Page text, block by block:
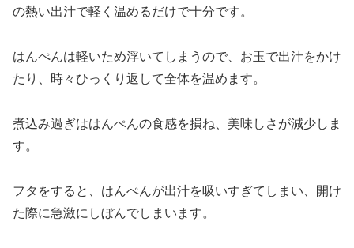
の熱い出汁で軽く温めるだけで十分です。
はんぺんは軽いため浮いてしまうので、お玉で出汁をかけ
たり、時々ひっくり返して全体を温めます。
煮込み過ぎははんぺんの食感を損ね、美味しさが減少しま
す。
フタをすると、はんぺんが出汁を吸いすぎてしまい、開け
た際に急激にしぼんでしまいます。